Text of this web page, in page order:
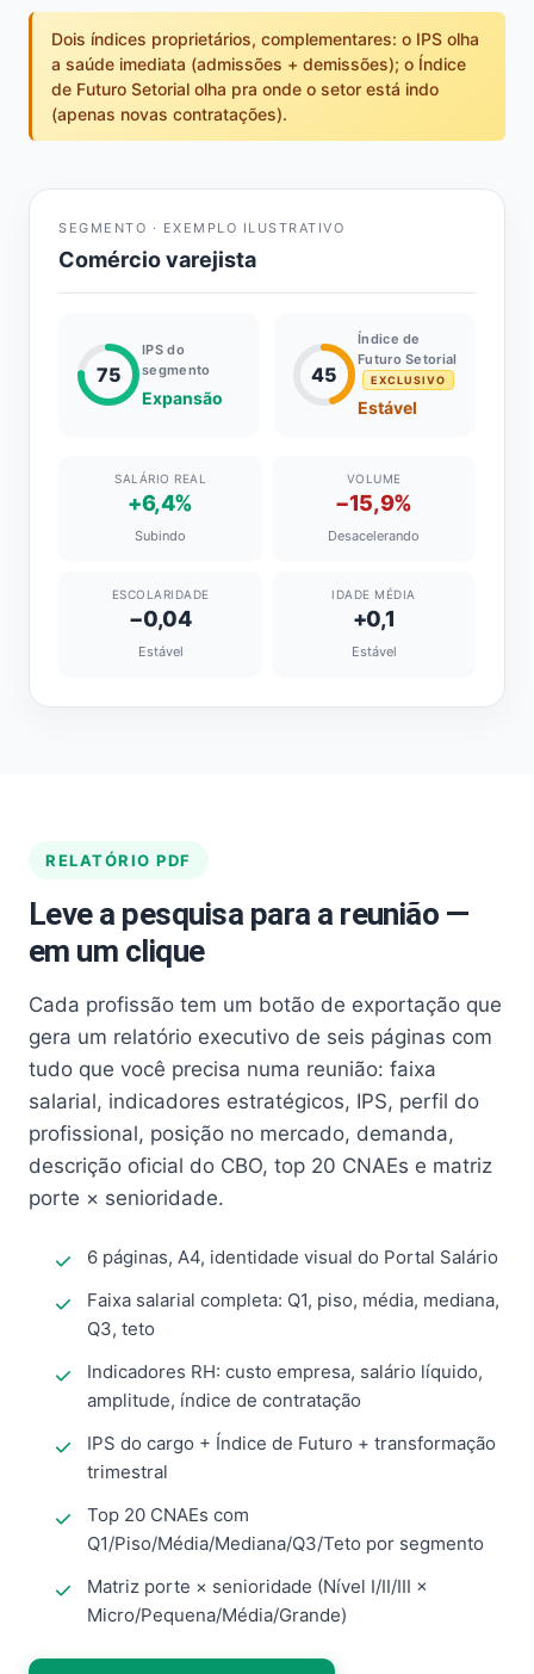
Dois índices proprietários, complementares: o IPS olha
a saúde imediata (admissões + demissões); o Índice
de Futuro Setorial olha pra onde o setor está indo
(apenas novas contratações).
SEGMENTO · EXEMPLO ILUSTRATIVO
Comércio varejista
75
IPS do
segmento
Expansão
45
Índice de
Futuro Setorial
EXCLUSIVO
Estável
SALÁRIO REAL
+6,4%
Subindo
VOLUME
−15,9%
Desacelerando
ESCOLARIDADE
−0,04
Estável
IDADE MÉDIA
+0,1
Estável
RELATÓRIO PDF
Leve a pesquisa para a reunião —
em um clique
Cada profissão tem um botão de exportação que
gera um relatório executivo de seis páginas com
tudo que você precisa numa reunião: faixa
salarial, indicadores estratégicos, IPS, perfil do
profissional, posição no mercado, demanda,
descrição oficial do CBO, top 20 CNAEs e matriz
porte × senioridade.
6 páginas, A4, identidade visual do Portal Salário
Faixa salarial completa: Q1, piso, média, mediana,
Q3, teto
Indicadores RH: custo empresa, salário líquido,
amplitude, índice de contratação
IPS do cargo + Índice de Futuro + transformação
trimestral
Top 20 CNAEs com
Q1/Piso/Média/Mediana/Q3/Teto por segmento
Matriz porte × senioridade (Nível I/II/III ×
Micro/Pequena/Média/Grande)